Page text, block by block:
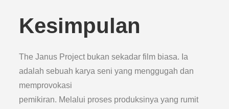
Kesimpulan
The Janus Project bukan sekadar film biasa. Ia
adalah sebuah karya seni yang menggugah dan
memprovokasi
pemikiran. Melalui proses produksinya yang rumit